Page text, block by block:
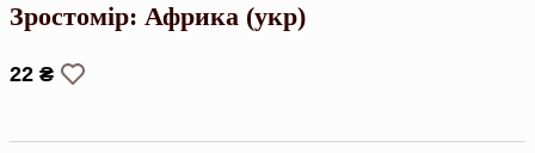
Зростомір: Африка (укр)
22 ₴